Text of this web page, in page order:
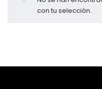
con tu selección.